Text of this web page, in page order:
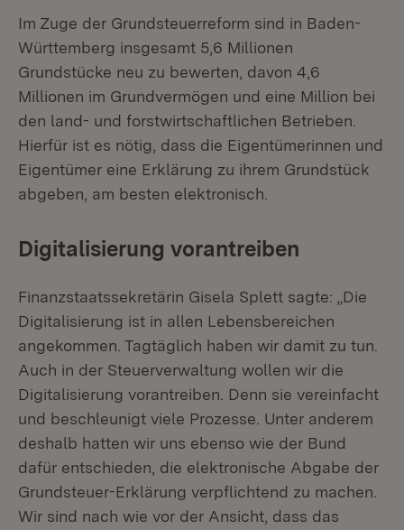
Im Zuge der Grundsteuerreform sind in Baden-
Württemberg insgesamt 5,6 Millionen
Grundstücke neu zu bewerten, davon 4,6
Millionen im Grundvermögen und eine Million bei
den land- und forstwirtschaftlichen Betrieben.
Hierfür ist es nötig, dass die Eigentümerinnen und
Eigentümer eine Erklärung zu ihrem Grundstück
abgeben, am besten elektronisch.
Digitalisierung vorantreiben
Finanzstaatssekretärin Gisela Splett sagte: „Die
Digitalisierung ist in allen Lebensbereichen
angekommen. Tagtäglich haben wir damit zu tun.
Auch in der Steuerverwaltung wollen wir die
Digitalisierung vorantreiben. Denn sie vereinfacht
und beschleunigt viele Prozesse. Unter anderem
deshalb hatten wir uns ebenso wie der Bund
dafür entschieden, die elektronische Abgabe der
Grundsteuer-Erklärung verpflichtend zu machen.
Wir sind nach wie vor der Ansicht, dass das